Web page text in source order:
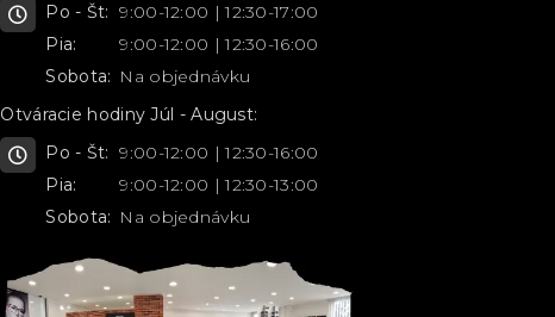
Po - Št: 9:00-12:00 | 12:30-17:00
Pia:
9:00-12:00 | 12:30-16:00
Sobota: Na objednávku
Otváracie hodiny Júl - August:
Po - Št: 9:00-12:00 | 12:30-16:00
Pia:
9:00-12:00 | 12:30-13:00
Sobota: Na objednávku